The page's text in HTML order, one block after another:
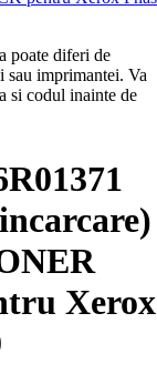
poate diferi de
sau imprimantei. Va
si codul inainte de
Xerox